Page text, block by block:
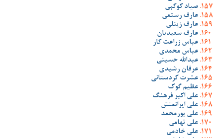
صیاد کوکبی
عارف رستمی
عارف زینلی
عارف سعیدیان
عباس زراعت کار
عباس محمدی
عبدالله حسینی
عرفان رشیدی
عشرت کردستانی
عظیم گوک
علی اکبر فرهنگ
علی ایرانمنش
علی پورمحمد
علی تهامی
علی خادمی